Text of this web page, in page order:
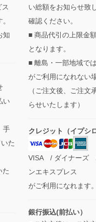
知
い
手
た
た
い総額をお知らせ致
確認ください。
■ 商品代引の上限金
となります。
■ 離島・一部地域で
がご利用になれない
（ご注文後、ご注文
らせいたします）
クレジット（イプシ
VISA / ダイナー
ンエキスプレス
がご利用になれます。
銀行振込(前払い）